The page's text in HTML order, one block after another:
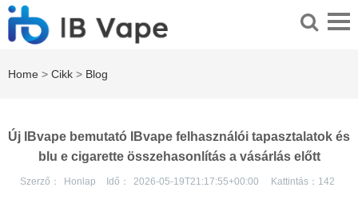
Home > Cikk > Blog
Új IBvape bemutató IBvape felhasználói tapasztalatok és
blu e cigarette összehasonlítás a vásárlás előtt
Szerző： Honlap Idő： 2026-05-19T21:17:55+00:00 Kattintás： 142